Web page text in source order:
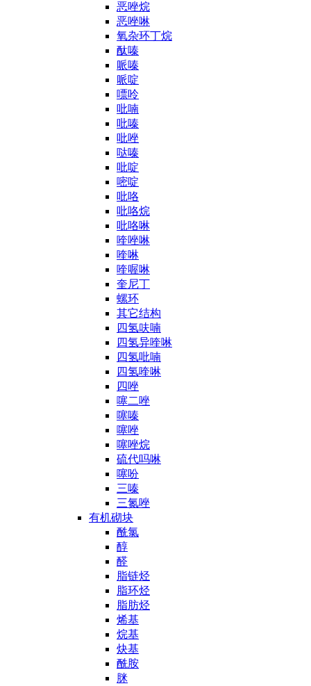
恶唑烷
恶唑啉
氧杂环丁烷
酞嗪
哌嗪
哌啶
嘌呤
吡喃
吡嗪
吡唑
哒嗪
吡啶
嘧啶
吡咯
吡咯烷
吡咯啉
喹唑啉
喹啉
喹喔啉
奎尼丁
螺环
其它结构
四氢呋喃
四氢异喹啉
四氢吡喃
四氢喹啉
四唑
噻二唑
噻嗪
噻唑
噻唑烷
硫代吗啉
噻吩
三嗪
三氮唑
有机砌块
酰氯
醇
醛
脂链烃
脂环烃
脂肪烃
烯基
烷基
炔基
酰胺
脒